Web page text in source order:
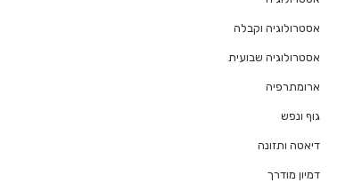
אסטרולוגיה וקבלה
אסטרולוגיה שבועית
ארומתרפיה
גוף ונפש
דיאטה ותזונה
דמיון מודרך